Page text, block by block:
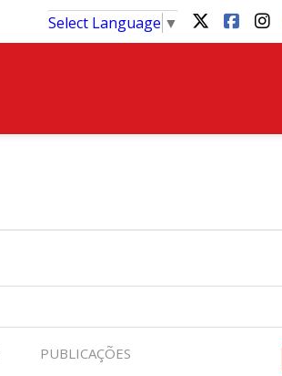
Select Language ▼
PUBLICAÇÕES